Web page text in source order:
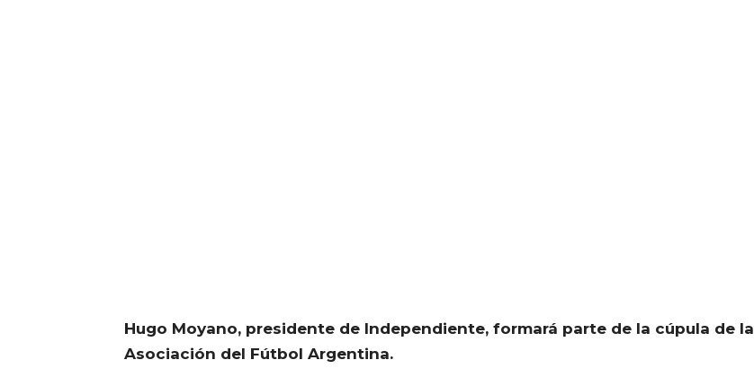
Hugo Moyano, presidente de Independiente, formará parte de la cúpula de la
Asociación del Fútbol Argentina.